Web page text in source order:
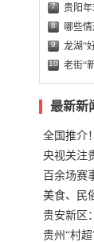
7 贵阳
8 哪些情
9 龙湖“
10 老街“
最新新
全国推介
错过
央视关注
温
百余场赛
正式“打响
美食、民
两减三免
贵安新区
贵州“村